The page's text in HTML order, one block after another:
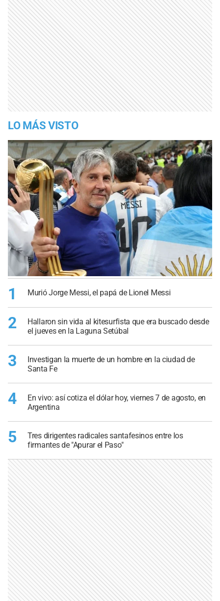
LO MÁS VISTO
1 Murió Jorge Messi, el papá de Lionel Messi
2
Hallaron sin vida al kitesurfista que era buscado desde
el jueves en la Laguna Setúbal
3
Investigan la muerte de un hombre en la ciudad de
Santa Fe
4
En vivo: así cotiza el dólar hoy, viernes 7 de agosto, en
Argentina
5
Tres dirigentes radicales santafesinos entre los
firmantes de "Apurar el Paso"